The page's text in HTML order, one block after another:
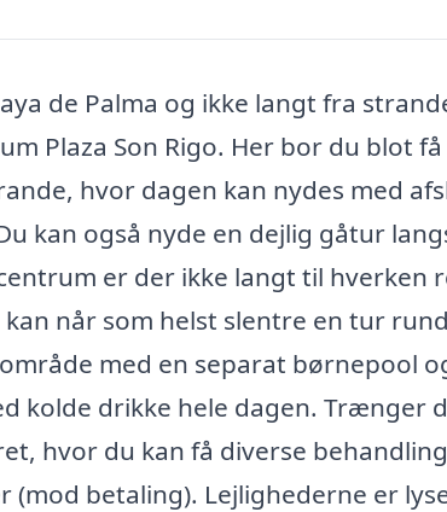
de Palma og ikke langt fra
Plaza Son Rigo. Her bor du blot
hvor dagen kan nydes med
kan også nyde en dejlig gåtur
er der ikke langt til hverken
kan når som helst slentre en tur
med en separat børnepool
kolde drikke hele dagen. Trænger
hvor du kan få diverse
(mod betaling). Lejlighederne er